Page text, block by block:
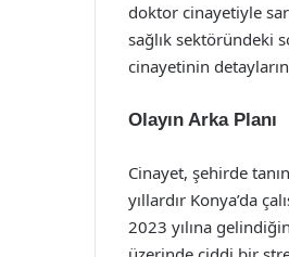
doktor cinayetiyle
sağlık sektöründeki
cinayetinin
Olayın Arka Planı
Cinayet, şehirde
yıllardır Konya’da
2023 yılına